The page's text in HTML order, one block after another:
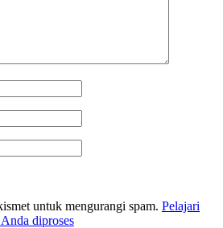
untuk mengurangi spam. Pelajari
diproses